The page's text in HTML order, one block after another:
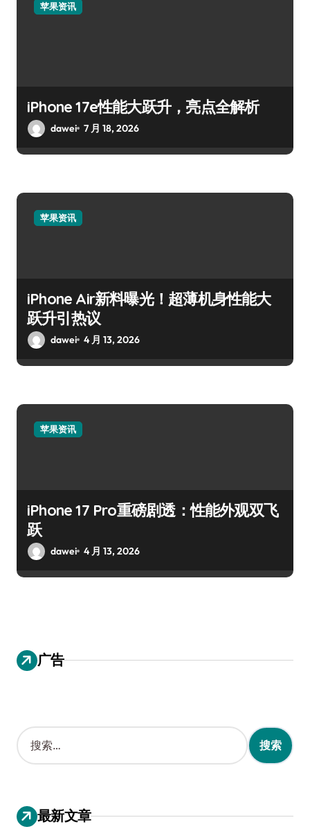
苹果资讯
iPhone 17e性能大跃升，亮点全解析
dawei 7 月 18, 2026
苹果资讯
iPhone Air新料曝光！超薄机身性能大
跃升引热议
dawei 4 月 13, 2026
苹果资讯
iPhone 17 Pro重磅剧透：性能外观双飞
跃
dawei 4 月 13, 2026
广告
搜
索
：
最新文章